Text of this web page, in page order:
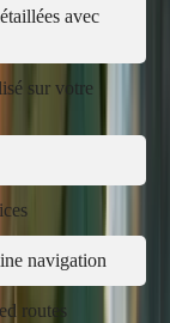
avec
sur votre
navigation
routes